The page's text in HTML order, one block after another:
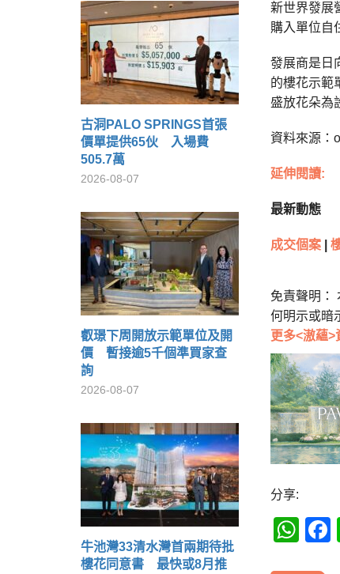
古洞PALO SPRINGS首張
價單提供65伙 入場費
505.7萬
2026-08-07
叡璟下周開放示範單位及開
價 暫接逾5千個準買家查
詢
2026-08-07
牛池灣33清水灣首兩期待批
樓花同意書 最快或8月推
新世界發展
購入單位自
發展商是日
的樓花示範
盛放花朵為
資料來源：
延伸閱讀:
最新動態
成交個案
免責聲明：
何明示或暗
更多<滶蘊>
分享: